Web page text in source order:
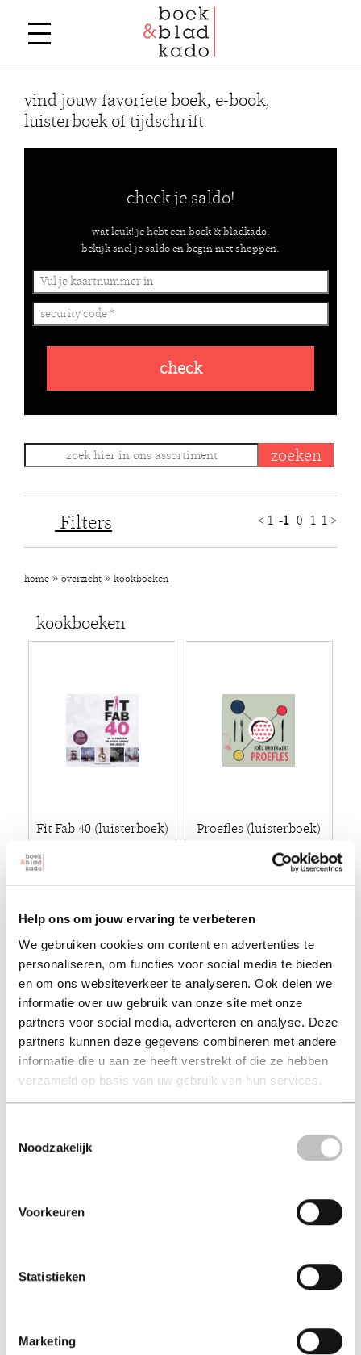
Help ons om jouw ervaring te verbeteren
We gebruiken cookies om content en advertenties te
personaliseren, om functies voor social media te bieden
en om ons websiteverkeer te analyseren. Ook delen we
informatie over uw gebruik van onze site met onze
partners voor social media, adverteren en analyse. Deze
partners kunnen deze gegevens combineren met andere
informatie die u aan ze heeft verstrekt of die ze hebben
verzameld op basis van uw gebruik van hun services.
Noodzakelijk
Voorkeuren
Statistieken
Marketing
vind jouw favoriete boek, e-book,
luisterboek of tijdschrift
check je saldo!
wat leuk! je hebt een boek & bladkado!
bekijk snel je saldo en begin met shoppen.
check
Filters < 1 -1 0 1 1 >
home » overzicht » kookboeken
kookboeken
Fit Fab 40 (luisterboek) Proefles (luisterboek)
joël broekaert
Vinpressions
€ 12,95
De wereldgeschiedenis